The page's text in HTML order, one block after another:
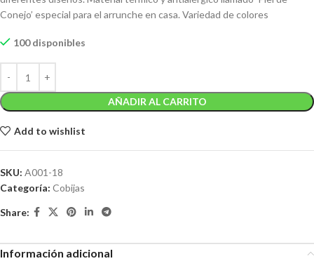
Conejo’ especial para el arrunche en casa. Variedad de colores
100 disponibles
AÑADIR AL CARRITO
Add to wishlist
SKU: A001-18
Categoría: Cobijas
Share:
Información adicional